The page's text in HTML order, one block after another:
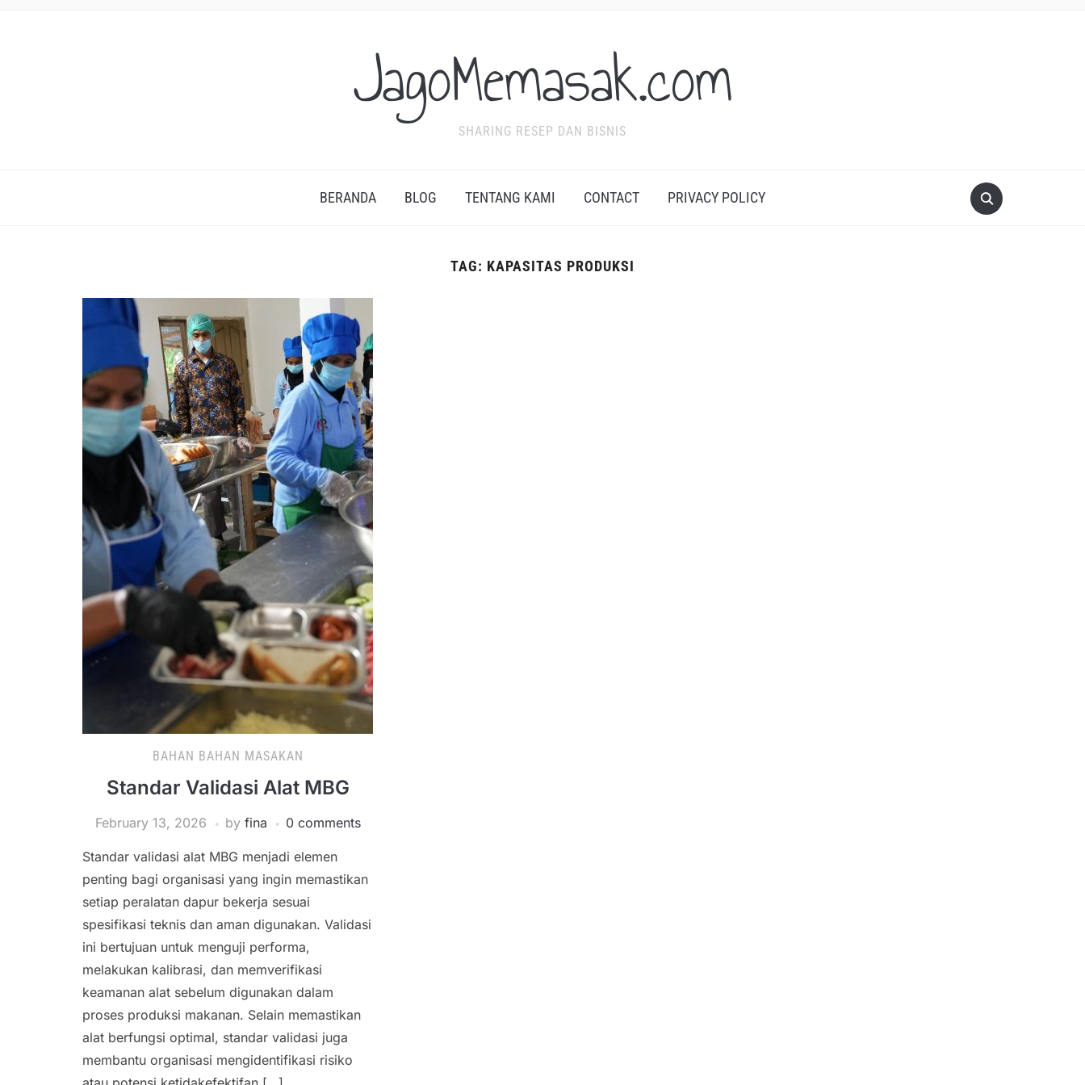
JagoMemasak.com
SHARING RESEP DAN BISNIS
BERANDA BLOG TENTANG KAMI CONTACT PRIVACY POLICY
TAG: KAPASITAS PRODUKSI
BAHAN BAHAN MASAKAN
Standar Validasi Alat MBG
February 13, 2026 by fina 0 comments
Standar validasi alat MBG menjadi elemen
penting bagi organisasi yang ingin memastikan
setiap peralatan dapur bekerja sesuai
spesifikasi teknis dan aman digunakan. Validasi
ini bertujuan untuk menguji performa,
melakukan kalibrasi, dan memverifikasi
keamanan alat sebelum digunakan dalam
proses produksi makanan. Selain memastikan
alat berfungsi optimal, standar validasi juga
membantu organisasi mengidentifikasi risiko